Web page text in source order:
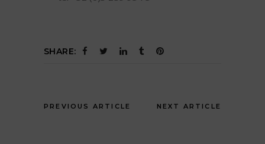
SHARE:
PREVIOUS ARTICLE NEXT ARTICLE